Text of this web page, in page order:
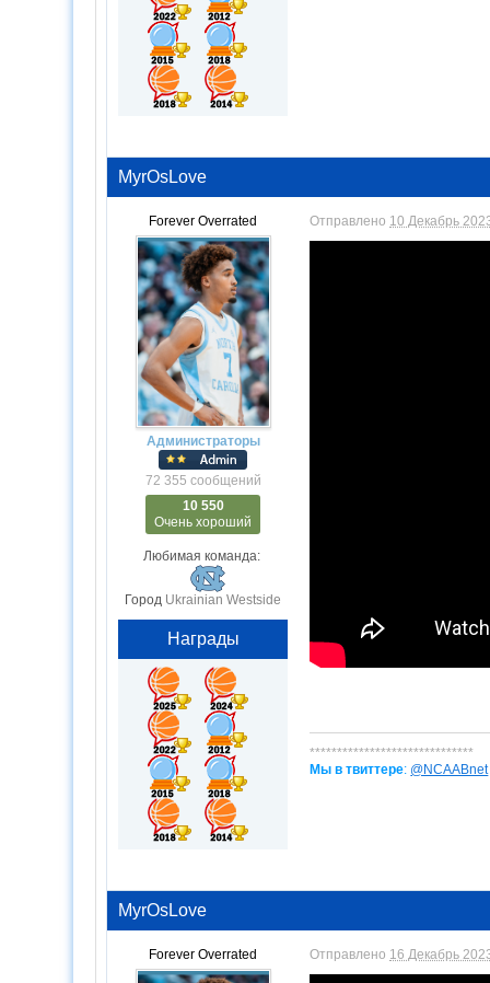
MyrOsLove
Forever Overrated
Администраторы
72 355 сообщений
10 550
Очень хороший
Любимая команда:
Город Ukrainian Westside
Награды
Отправлено 10 Декабрь
******************************
Мы в твиттере: @NCAABnet
MyrOsLove
Forever Overrated Отправлено 16 Декабрь